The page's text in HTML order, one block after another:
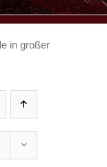
in großer